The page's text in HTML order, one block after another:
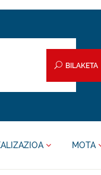
BILAKETA
MOTA